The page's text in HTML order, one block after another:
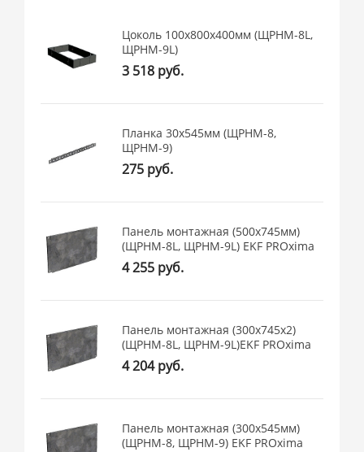
Цоколь 100х800х400мм (ЩРНМ-8L,
ЩРНМ-9L)
3 518 руб.
Планка 30x545мм (ЩРНМ-8,
ЩРНМ-9)
275 руб.
Панель монтажная (500x745мм)
(ЩРНМ-8L, ЩРНМ-9L) EKF PROxima
4 255 руб.
Панель монтажная (300x745х2)
(ЩРНМ-8L, ЩРНМ-9L)EKF PROxima
4 204 руб.
Панель монтажная (300x545мм)
(ЩРНМ-8, ЩРНМ-9) EKF PROxima